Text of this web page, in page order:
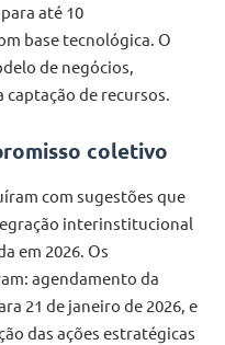
até 10
base tecnológica. O
de negócios,
de recursos.
coletivo
com sugestões que
interinstitucional
em 2026. Os
agendamento da
21 de janeiro de 2026, e
das ações estratégicas